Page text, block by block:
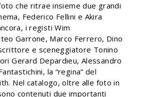
che ritrae insieme due grandi
Federico Fellini e Akira
i registi Wim
Garrone, Marco Ferrero, Dino
e sceneggiatore Tonino
Gerard Depardieu, Alessandro
la “regina” del
Nel catalogo, oltre alle foto in
contenuti due importanti